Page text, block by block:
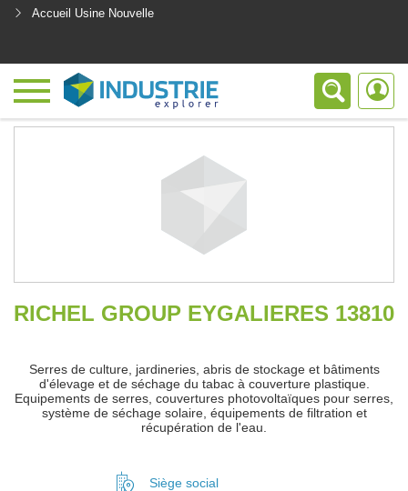
Accueil Usine Nouvelle
RICHEL GROUP EYGALIERES 13810
Serres de culture, jardineries, abris de stockage et bâtiments
d'élevage et de séchage du tabac à couverture plastique.
Equipements de serres, couvertures photovoltaïques pour serres,
système de séchage solaire, équipements de filtration et
récupération de l'eau.
Siège social